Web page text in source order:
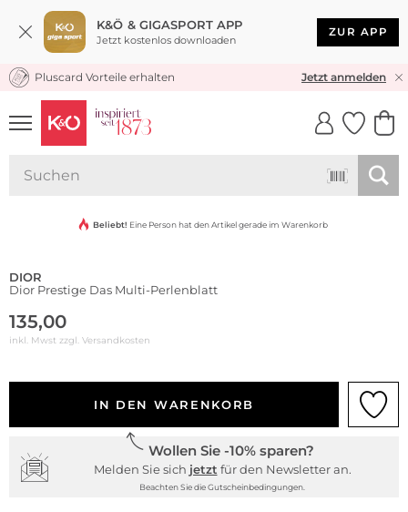
K&Ö & GIGASPORT APP
Jetzt kostenlos downloaden
ZUR APP
KOSTENLOSER VERSAND* & RÜCKVERSAND
Pluscard Vorteile erhalten Jetzt anmelden
UNSERE APP
CLICK &
Beliebt! Eine Person hat den Artikel gerade im Warenkorb
DIOR
Dior Prestige Das Multi-Perlenblatt
135,00
inkl. Mwst zzgl. Versandkosten
IN DEN WARENKORB
Wollen Sie -10% sparen?
Melden Sie sich jetzt für den Newsletter an.
Beachten Sie die Gutscheinbedingungen.